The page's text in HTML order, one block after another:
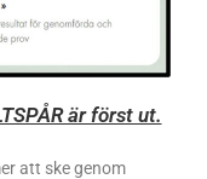
är först ut.
att ske genom